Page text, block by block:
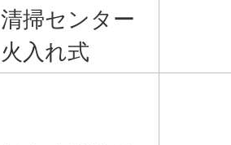
清掃センター
火入れ式